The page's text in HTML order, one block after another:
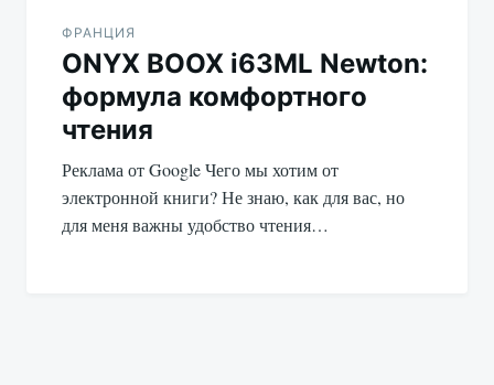
ФРАНЦИЯ
ONYX BOOX i63ML Newton:
формула комфортного
чтения
Реклама от Google Чего мы хотим от
электронной книги? Не знаю, как для вас, но
для меня важны удобство чтения…